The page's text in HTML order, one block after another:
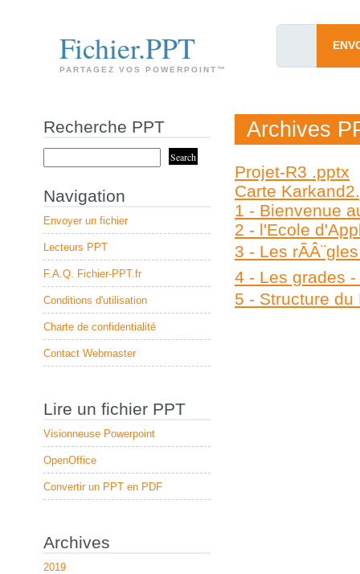
Fichier.PPT
PARTAGEZ VOS POWERPOINT™
Archives
Projet-R3 .pptx
Carte
1 - Bienvenue
2 - l'Ecole
3 - Les
4 - Les grades
5 - Structure du
Recherche PPT
Navigation
Envoyer un fichier
Lecteurs PPT
F.A.Q. Fichier-PPT.fr
Conditions d'utilisation
Charte de confidentialité
Contact Webmaster
Lire un fichier PPT
Visionneuse Powerpoint
OpenOffice
Convertir un PPT en PDF
Archives
2019